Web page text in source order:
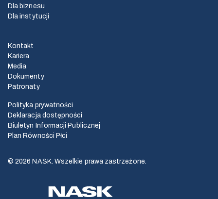
Dla biznesu
Dla instytucji
Kontakt
Kariera
Media
Dokumenty
Patronaty
© 2026 NASK. Wszelkie prawa zastrzeżone.
Polityka prywatności
Deklaracja dostępności
Biuletyn Informacji Publicznej
Plan Równości Płci